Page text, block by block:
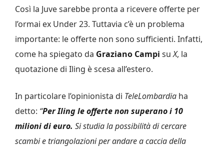
Così la Juve sarebbe pronta a ricevere offerte per
l’ormai ex Under 23. Tuttavia c’è un problema
importante: le offerte non sono sufficienti. Infatti,
come ha spiegato da Graziano Campi suX, la
quotazione di Iling è scesa all’estero.
In particolare l’opinionista di TeleLombardia ha
detto: “Per Iling le offerte non superano i 10
milioni di euro. Si studia la possibilità di cercare
scambi e triangolazioni per andare a caccia della